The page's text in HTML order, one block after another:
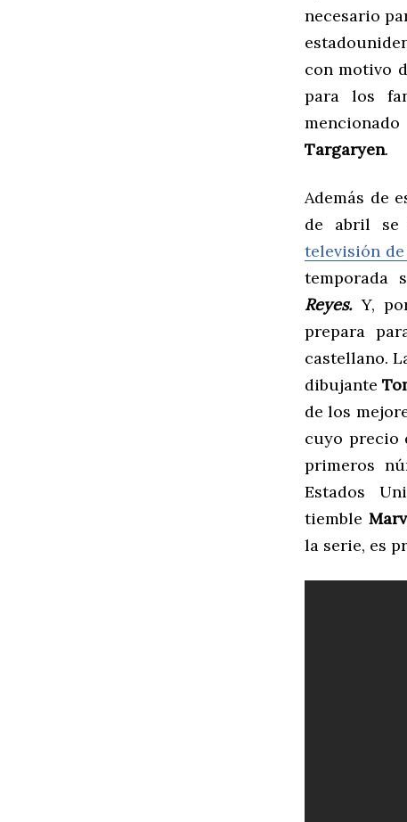
necesario
con motivo
para los
Targaryen.
Además de
de abril se
televisión de
temporada
Reyes.Y,
prepara
castellano.
dibujante
de los
cuyo precio
primeros
Estados
tiemble
la serie, es